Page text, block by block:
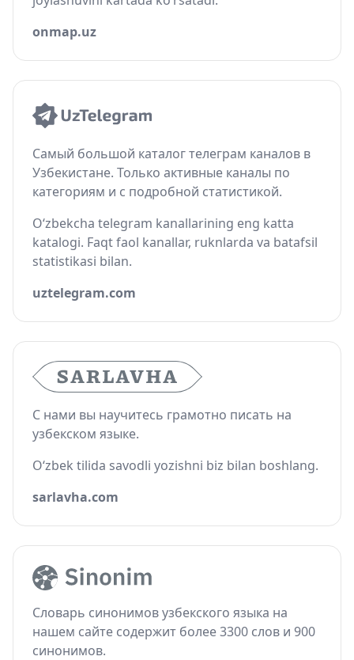
onmap.uz
Самый большой каталог телеграм каналов в
Узбекистане. Только активные каналы по
категориям и с подробной статистикой.
O‘zbekcha telegram kanallarining eng katta
katalogi. Faqt faol kanallar, ruknlarda va batafsil
statistikasi bilan.
uztelegram.com
С нами вы научитесь грамотно писать на
узбекском языке.
O‘zbek tilida savodli yozishni biz bilan boshlang.
sarlavha.com
Словарь синонимов узбекского языка на
нашем сайте содержит более 3300 слов и 900
синонимов.